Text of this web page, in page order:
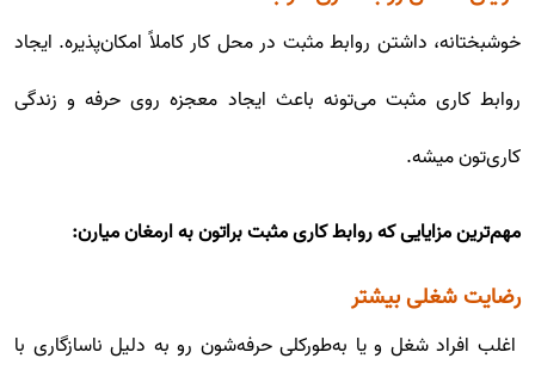
خوشبختانه، داشتن روابط مثبت در محل کار کاملاً امکان‌پذیره. ایجاد
روابط کاری مثبت می‌تونه باعث ایجاد معجزه روی حرفه و زندگی
کاری‌تون میشه.
مهم‌ترین مزایایی که روابط کاری مثبت براتون به ارمغان میارن:
رضایت شغلی بیشتر
اغلب افراد شغل و یا به‌طورکلی حرفه‌شون رو به دلیل ناسازگاری با